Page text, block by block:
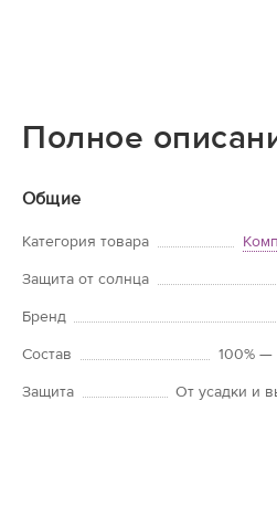
Полное
Общие
Категория товара
Защита от солнца
Бренд
Состав
100% —
Защита
От усадки и